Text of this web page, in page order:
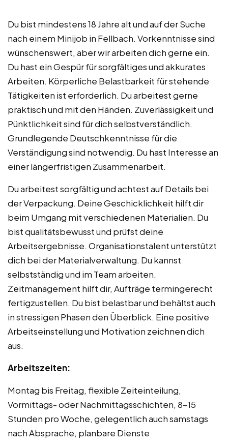
Du bist mindestens 18 Jahre alt und auf der Suche
nach einem Minijob in Fellbach. Vorkenntnisse sind
wünschenswert, aber wir arbeiten dich gerne ein.
Du hast ein Gespür für sorgfältiges und akkurates
Arbeiten. Körperliche Belastbarkeit für stehende
Tätigkeiten ist erforderlich. Du arbeitest gerne
praktisch und mit den Händen. Zuverlässigkeit und
Pünktlichkeit sind für dich selbstverständlich.
Grundlegende Deutschkenntnisse für die
Verständigung sind notwendig. Du hast Interesse an
einer längerfristigen Zusammenarbeit.
Du arbeitest sorgfältig und achtest auf Details bei
der Verpackung. Deine Geschicklichkeit hilft dir
beim Umgang mit verschiedenen Materialien. Du
bist qualitätsbewusst und prüfst deine
Arbeitsergebnisse. Organisationstalent unterstützt
dich bei der Materialverwaltung. Du kannst
selbstständig und im Team arbeiten.
Zeitmanagement hilft dir, Aufträge termingerecht
fertigzustellen. Du bist belastbar und behältst auch
in stressigen Phasen den Überblick. Eine positive
Arbeitseinstellung und Motivation zeichnen dich
aus.
Arbeitszeiten:
Montag bis Freitag, flexible Zeiteinteilung,
Vormittags- oder Nachmittagsschichten, 8-15
Stunden pro Woche, gelegentlich auch samstags
nach Absprache, planbare Dienste